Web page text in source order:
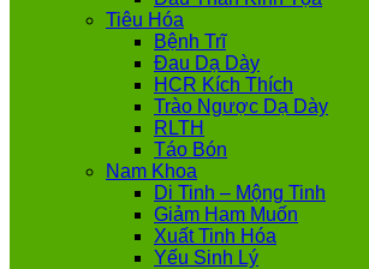
Tiêu Hóa
Bệnh Trĩ
Đau Dạ Dày
HCR Kích Thích
Trào Ngược Dạ Dày
RLTH
Táo Bón
Nam Khoa
Di Tinh – Mộng Tinh
Giảm Ham Muốn
Xuất Tinh Hóa
Yếu Sinh Lý